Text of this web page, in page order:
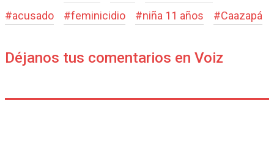
#acusado #feminicidio #niña 11 años #Caazapá
Déjanos tus comentarios en Voiz